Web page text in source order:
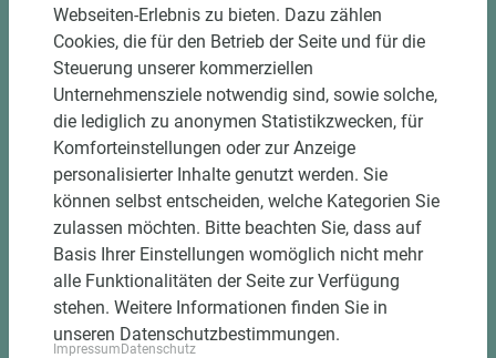
DOWNLOADS
Webseiten-Erlebnis zu bieten. Dazu zählen
Cookies, die für den Betrieb der Seite und für die
Steuerung unserer kommerziellen
Unternehmensziele notwendig sind, sowie solche,
die lediglich zu anonymen Statistikzwecken, für
Komforteinstellungen oder zur Anzeige
personalisierter Inhalte genutzt werden. Sie
können selbst entscheiden, welche Kategorien Sie
zulassen möchten. Bitte beachten Sie, dass auf
Basis Ihrer Einstellungen womöglich nicht mehr
alle Funktionalitäten der Seite zur Verfügung
stehen. Weitere Informationen finden Sie in
unseren Datenschutzbestimmungen.
ImpressumDatenschutz